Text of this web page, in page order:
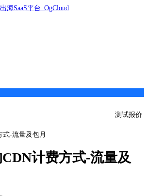
测试报价
式-流量及包月
计费方式-流量及